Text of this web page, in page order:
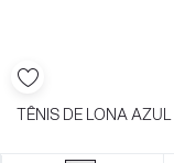
TÊNIS DE LONA AZUL